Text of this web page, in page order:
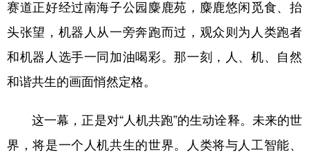
赛道正好经过南海子公园麋鹿苑，麋鹿悠闲觅食、抬
头张望，机器人从一旁奔跑而过，观众则为人类跑者
和机器人选手一同加油喝彩。那一刻，人、机、自然
和谐共生的画面悄然定格。
这一幕，正是对“人机共跑”的生动诠释。未来的世
界，将是一个人机共生的世界。人类将与人工智能、